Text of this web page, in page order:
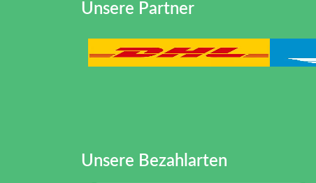
Unsere Partner
Unsere Bezahlarten